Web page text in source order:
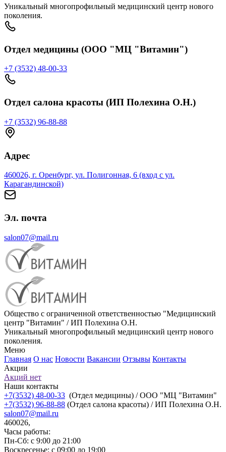
Уникальный многопрофильный медицинский центр нового
поколения.
Отдел медицины (ООО "МЦ "Витамин")
+7 (3532) 48-00-33
Отдел салона красоты (ИП Полехина О.Н.)
+7 (3532) 96-88-88
Адрес
460026, г. Оренбург, ул. Полигонная, 6 (вход с ул.
Карагандинской)
Эл. почта
salon07@mail.ru
Общество с ограниченной ответственностью "Медицинский
центр "Витамин" / ИП Полехина О.Н.
Уникальный многопрофильный медицинский центр нового
поколения.
Меню
Главная О нас Новости Вакансии Отзывы Контакты
Акции
Акций нет
Наши контакты
+7(3532) 48-00-33 (Отдел медицины) / ООО "МЦ "Витамин"
+7(3532) 96-88-88 (Отдел салона красоты) / ИП Полехина О.Н.
salon07@mail.ru
460026,
Часы работы:
Пн-Сб: с 9:00 до 21:00
Воскресенье: с 09:00 до 19:00